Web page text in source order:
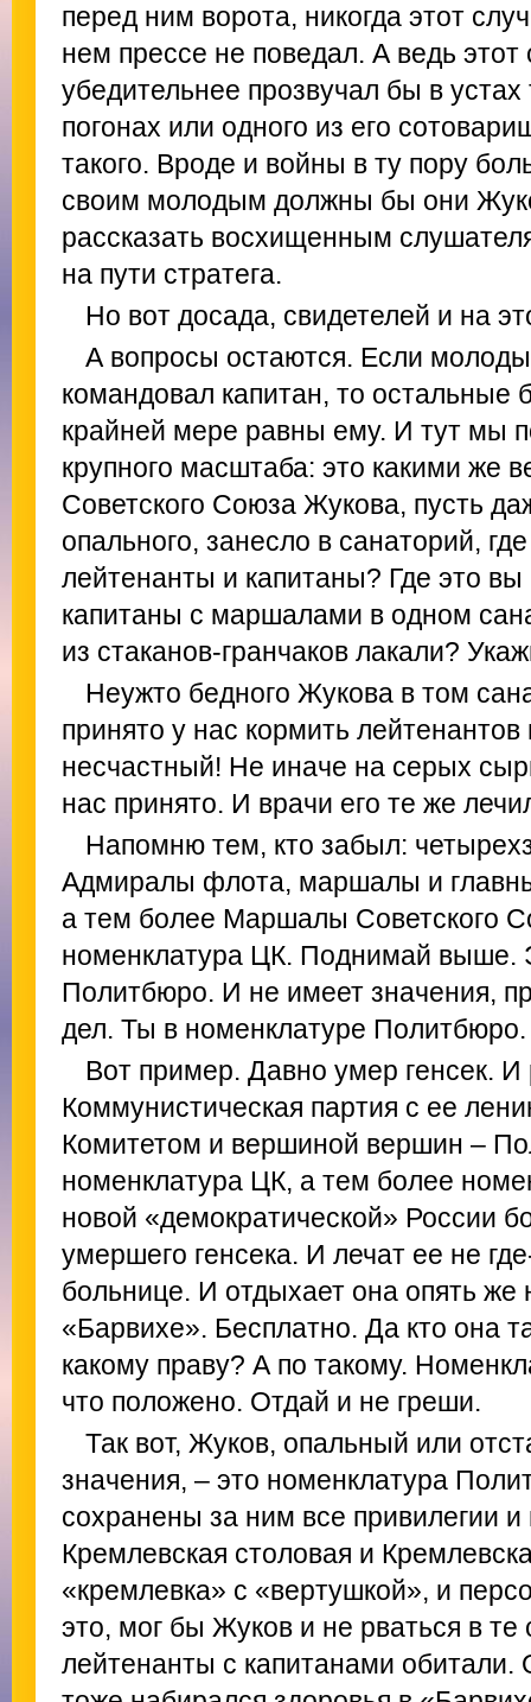
перед ним ворота, никогда этот
нем прессе не поведал. А ведь этот
убедительнее прозвучал бы в устах
погонах или одного из его
такого. Вроде и войны в ту пору
своим молодым должны бы они
рассказать восхищенным
на пути стратега.
Но вот досада, свидетелей и на
А вопросы остаются. Если
командовал капитан, то
крайней мере равны ему. И тут мы
крупного масштаба: это какими же
Советского Союза Жукова, пусть
опального, занесло в санаторий,
лейтенанты и капитаны? Где это
капитаны с маршалами в одном
из стаканов-гранчаков лакали?
Неужто бедного Жукова в том
принято у нас кормить
несчастный! Не иначе на серых
нас принято. И врачи его те же
Напомню тем, кто забыл:
Адмиралы флота, маршалы и
а тем более Маршалы Советского
номенклатура ЦК. Поднимай выше.
Политбюро. И не имеет значения,
дел. Ты в номенклатуре
Вот пример. Давно умер генсек. И
Коммунистическая партия с ее
Комитетом и вершиной вершин –
номенклатура ЦК, а тем более
новой «демократической» России
умершего генсека. И лечат ее не
больнице. И отдыхает она опять же
«Барвихе». Бесплатно. Да кто она
какому праву? А по такому.
что положено. Отдай и не греши.
Так вот, Жуков, опальный или
значения, – это номенклатура
сохранены за ним все привилегии
Кремлевская столовая и
«кремлевка» с «вертушкой», и
это, мог бы Жуков и не рваться в те
лейтенанты с капитанами обитали.